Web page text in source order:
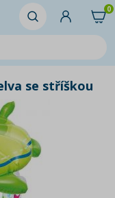
0
se stříškou